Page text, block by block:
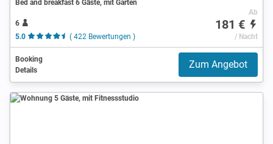
Bed and breakfast 6 Gäste, mit Garten
6
5.0
( 422 Bewertungen )
Ab
181 €
/ Nacht
Booking
Details
Zum Angebot